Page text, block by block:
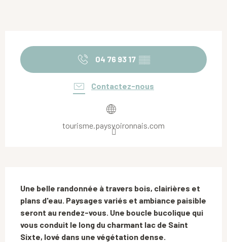
04 76 93 17 ▒▒
Contactez-nous
tourisme.paysvoironnais.com
Une belle randonnée à travers bois, clairières et
plans d'eau. Paysages variés et ambiance paisible
seront au rendez-vous. Une boucle bucolique qui
vous conduit le long du charmant lac de Saint
Sixte, lové dans une végétation dense.